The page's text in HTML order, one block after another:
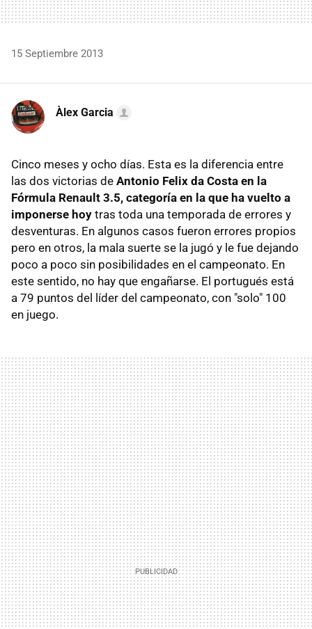
15 Septiembre 2013
Àlex Garcia
Cinco meses y ocho días. Esta es la diferencia entre
las dos victorias de Antonio Felix da Costa en la
Fórmula Renault 3.5, categoría en la que ha vuelto a
imponerse hoy tras toda una temporada de errores y
desventuras. En algunos casos fueron errores propios
pero en otros, la mala suerte se la jugó y le fue dejando
poco a poco sin posibilidades en el campeonato. En
este sentido, no hay que engañarse. El portugués está
a 79 puntos del líder del campeonato, con "solo" 100
en juego.